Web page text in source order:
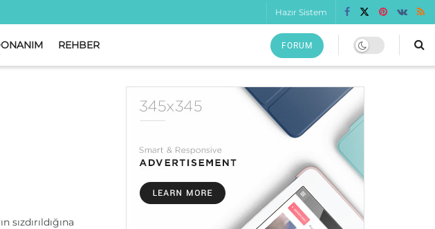
Hazır Sistem
REHBER FORUM